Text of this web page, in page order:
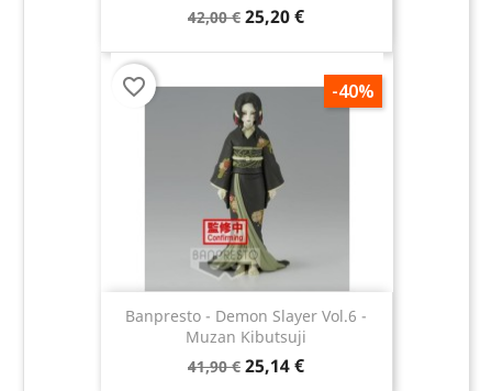
42,00 € 25,20 €
Banpresto - Demon Slayer Vol.6 -
Muzan Kibutsuji
41,90 € 25,14 €
-40%
favorite_border